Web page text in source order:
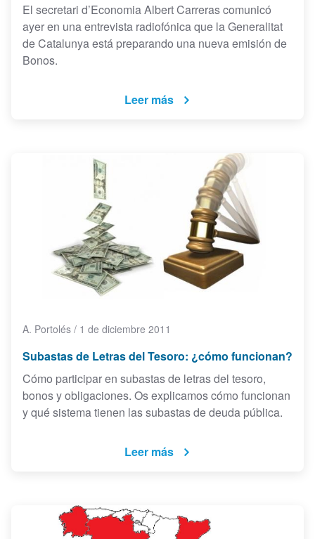
El secretari d’Economia Albert Carreras comunicó
ayer en una entrevista radiofónica que la Generalitat
de Catalunya está preparando una nueva emisión de
Bonos.
Leer más
A. Portolés / 1 de diciembre 2011
Subastas de Letras del Tesoro: ¿cómo funcionan?
Cómo participar en subastas de letras del tesoro,
bonos y obligaciones. Os explicamos cómo funcionan
y qué sistema tienen las subastas de deuda pública.
Leer más